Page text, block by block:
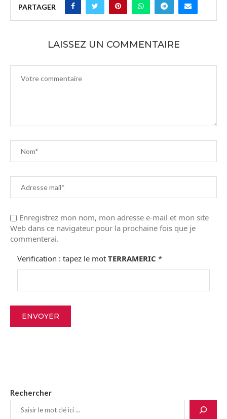
PARTAGER
LAISSEZ UN COMMENTAIRE
Enregistrez mon nom, mon adresse e-mail et mon site
Web dans ce navigateur pour la prochaine fois que je
commenterai.
Verification : tapez le mot TERRAMERIC *
Rechercher